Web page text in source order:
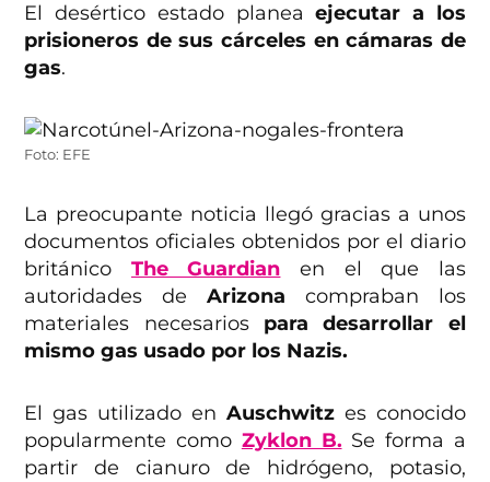
El desértico estado planeaejecutar a los
prisioneros de sus cárceles en cámaras de
gas.
Foto: EFE
La preocupante noticia llegó gracias a unos
documentos oficiales obtenidos por el diario
británico The Guardian en el que las
autoridades de Arizona compraban los
materiales necesarios para desarrollar el
mismo gas usado por los Nazis.
El gas utilizado en Auschwitz es conocido
popularmente como Zyklon B. Se forma a
partir de cianuro de hidrógeno, potasio,